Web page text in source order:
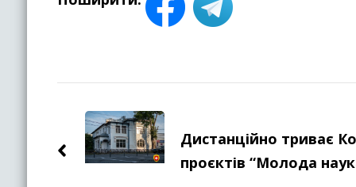
по
запису
Дистанційно триває
проєктів “Молода